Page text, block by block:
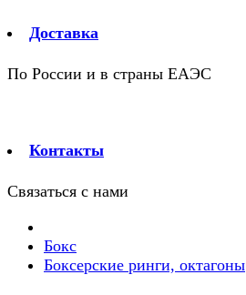
Доставка
По России и в страны ЕАЭС
Контакты
Связаться с нами
Бокс
Боксерские ринги, октагоны